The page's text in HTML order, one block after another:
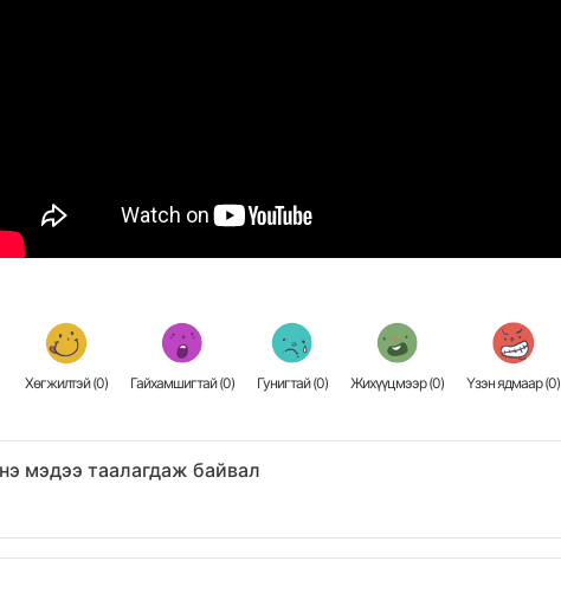
Хөгжилтэй (0) Гайхамшигтай (0) Гунигтай (0) Жихүүцмээр (0) Үзэн ядмаар (0)
мэдээ таалагдаж байвал